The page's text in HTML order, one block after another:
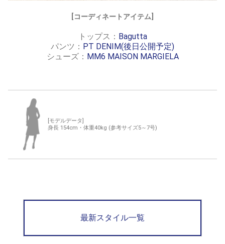
[コーディネートアイテム]
トップス： Bagutta
パンツ： PT DENIM(後日公開予定)
シューズ： MM6 MAISON MARGIELA
[モデルデータ]
身長 154cm・体重40kg (参考サイズ5～7号)
最新スタイル一覧